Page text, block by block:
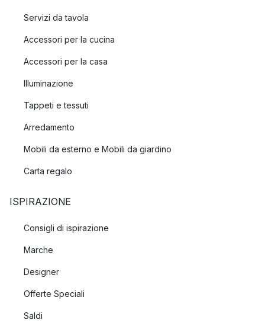
Servizi da tavola
Accessori per la cucina
Accessori per la casa
Illuminazione
Tappeti e tessuti
Arredamento
Mobili da esterno e Mobili da giardino
Carta regalo
ISPIRAZIONE
Consigli di ispirazione
Marche
Designer
Offerte Speciali
Saldi